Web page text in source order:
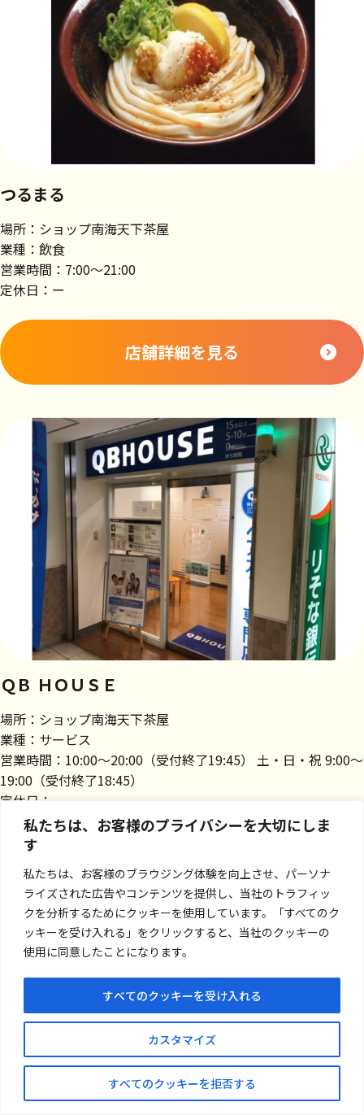
私たちは、お客様のプライバシーを大切にしま
す
私たちは、お客様のブラウジング体験を向上させ、パーソナ
ライズされた広告やコンテンツを提供し、当社のトラフィッ
クを分析するためにクッキーを使用しています。「すべてのク
ッキーを受け入れる」をクリックすると、当社のクッキーの
使用に同意したことになります。
カスタマイズ
すべてのクッキーを拒否する
すべてのクッキーを受け入れる
つるまる
場所：ショップ南海天下茶屋
業種：飲食
営業時間：7:00～21:00
定休日：ー
店舗詳細を見る
ＱＢ ＨＯＵＳＥ
場所：ショップ南海天下茶屋
業種：サービス
営業時間：10:00～20:00（受付終了19:45） 土・日・祝 9:00～
19:00（受付終了18:45）
定休日：ー
店舗詳細を見る